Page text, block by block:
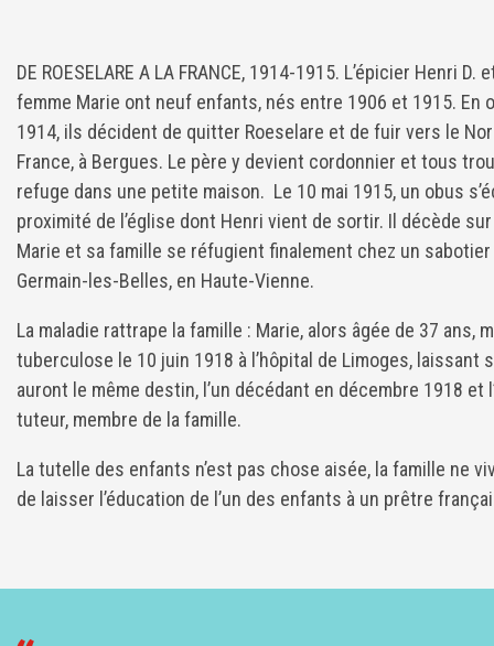
DE ROESELARE A LA FRANCE, 1914-1915. L’épicier Henri D.
femme Marie ont neuf enfants, nés entre 1906 et 1915. En
1914, ils décident de quitter Roeselare et de fuir vers le
France, à Bergues. Le père y devient cordonnier et tous
refuge dans une petite maison. Le 10 mai 1915, un obus
proximité de l’église dont Henri vient de sortir. Il décède
Marie et sa famille se réfugient finalement chez un sabotier
Germain-les-Belles, en Haute-Vienne.
La maladie rattrape la famille : Marie, alors âgée de 37 ans,
tuberculose le 10 juin 1918 à l’hôpital de Limoges,
auront le même destin, l’un décédant en décembre 1918
tuteur, membre de la famille.
La tutelle des enfants n’est pas chose aisée, la famille ne
de laisser l’éducation de l’un des enfants à un prêtre